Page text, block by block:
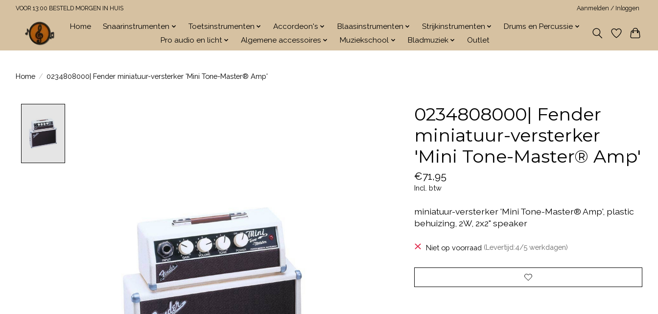
VOOR 13:00 BESTELD MORGEN IN HUIS Aanmelden / Inloggen
Home Snaarinstrumenten Toetsinstrumenten Accordeon's Blaasinstrumenten Strijkinstrumenten
Drums en Percussie
Pro audio en licht
Algemene accessoires Muziekschool Bladmuziek Outlet
Home / 0234808000| Fender miniatuur-versterker 'Mini Tone-Master® Amp'
0234808000| Fender
miniatuur-versterker
'Mini Tone-Master® Amp'
€71,95
Incl. btw
miniatuur-versterker 'Mini Tone-Master® Amp', plastic
behuizing, 2W, 2x2" speaker
Niet op voorraad (Levertijd:4/5 werkdagen)